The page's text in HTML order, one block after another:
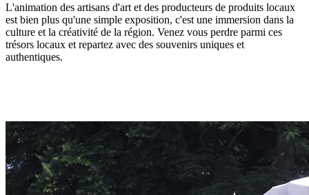
L'animation des artisans d'art et des producteurs de produits locaux
est bien plus qu'une simple exposition, c'est une immersion dans la
culture et la créativité de la région. Venez vous perdre parmi ces
trésors locaux et repartez avec des souvenirs uniques et
authentiques.